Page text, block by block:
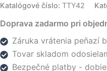
Katalógové číslo:TTY42
Doprava zadarmo pri
Záruka vrátenia peňazí
Tovar skladom
Bezpečné platby -